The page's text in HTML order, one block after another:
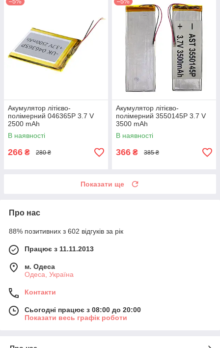
Акумулятор літієво-
полімерний 046365P 3.7 V
2500 mAh
В наявності
266 ₴ 280 ₴
Акумулятор літієво-
полімерний 3550145P 3.7 V
3500 mAh
В наявності
366 ₴ 385 ₴
Показати ще
Про нас
88% позитивних з 602 відгуків за рік
Працює з 11.11.2013
м. Одеса
Одеса, Україна
Контакти
Сьогодні працює з 08:00 до 20:00
Показати весь графік роботи